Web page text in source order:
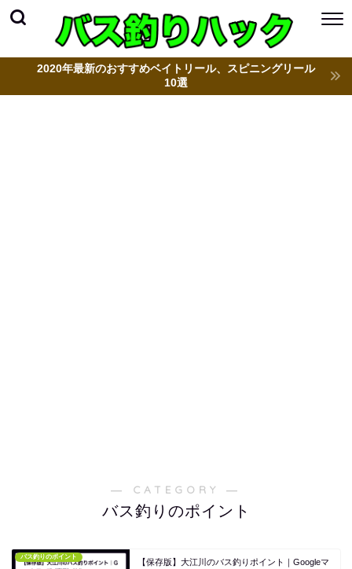
2020年最新のおすすめベイトリール、スピニングリール
10選
― CATEGORY ―
バス釣りのポイント
バス釣りのポイント
【保存版】大江川のバス釣りポイント｜Googleマ